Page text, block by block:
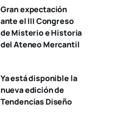
Gran expectación
ante el III Congreso
de Misterio e Historia
del Ateneo Mercantil
Ya está disponible la
nueva edición de
Tendencias Diseño